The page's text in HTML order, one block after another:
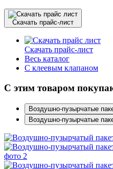
Скачать прайс-лист
Скачать прайс-лист
Весь каталог
C клеевым клапаном
С этим товаром
Воздушно-пузырчатые
Воздушно-пузырчатые